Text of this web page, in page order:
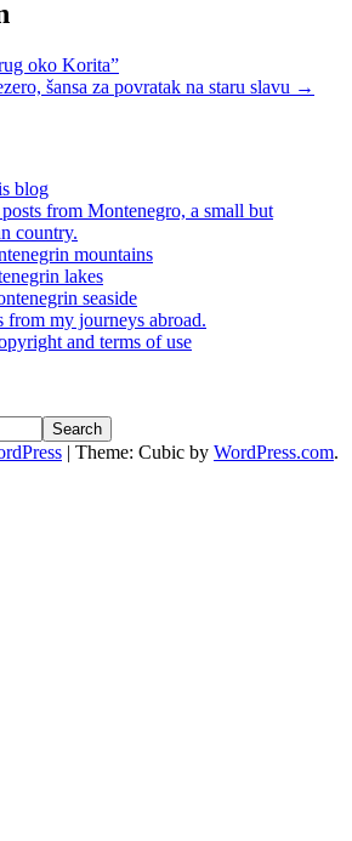
oko Korita”
šansa za povratak na staru slavu →
blog
from Montenegro, a small but
country.
mountains
lakes
seaside
from my journeys abroad.
and terms of use
Search
Theme: Cubic by WordPress.com.